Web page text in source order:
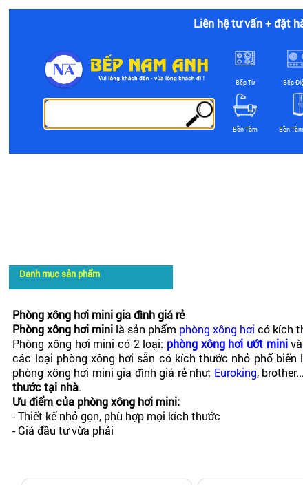
Liên hệ tư vấn + đặt
Bếp Từ Bếp
Bồn Tắm Bồn
Danh mục sản phẩm
Phòng xông hơi mini gia đình giá rẻ
Phòng xông hơi mini là sản phẩm phòng xông hơi có kích
Phòng xông hơi mini có 2 loại: phòng xông hơi ướt minivà
các loại phòng xông hơi sẵn có kích thước nhỏ phổ biển
phòng xông hơi mini gia đình giá rẻ như: Euroking,
thước tại nhà.
Ưu điểm của phòng xông hơi mini:
- Thiết kế nhỏ gọn, phù hợp mọi kích thước
- Giá đầu tư vừa phải
- Có đầy đủ các chức năng : xông hơi, tắm massage( đối
Tham khảo các mẫu phòng xông hơi mini cho gia đình